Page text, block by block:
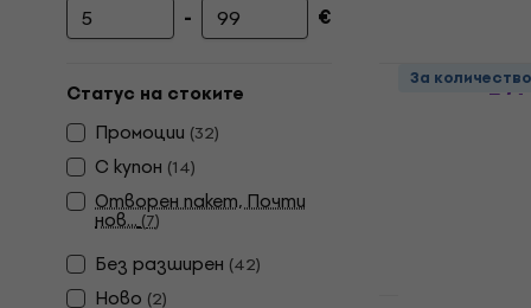
Минимална цена
- Максимална цена
€
Статус на стоките
Промоции (32)
С купон (14)
Отворен пакет, Почти
нов...(7)
Без pазширен (42)
Ново (2)
Latone
рамото 3/
За